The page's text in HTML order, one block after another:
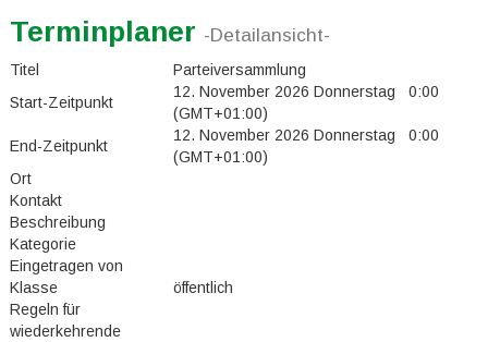
Terminplaner -Detailansicht-
Titel
Parteiversammlung
Start-Zeitpunkt
12. November 2026 Donnerstag 0:00
(GMT+01:00)
End-Zeitpunkt
12. November 2026 Donnerstag 0:00
(GMT+01:00)
Ort
Kontakt
Beschreibung
Kategorie
Eingetragen von
Klasse
öffentlich
Regeln für
wiederkehrende